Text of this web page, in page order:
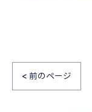
< 前のページ